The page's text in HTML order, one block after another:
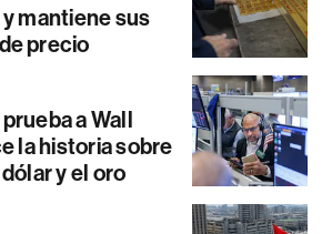
mantiene sus
precio
a Wall
la historia sobre
y el oro